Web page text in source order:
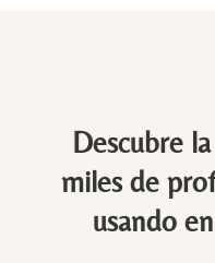
Descubre
miles de
usando